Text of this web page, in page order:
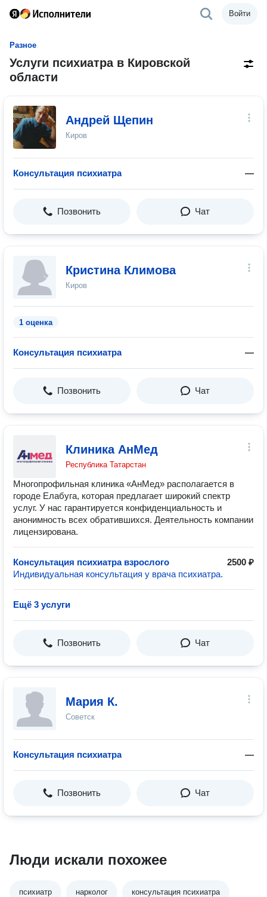
Войти
Разное
Услуги психиатра в Кировской
области
Андрей Щепин
Киров
Консультация психиатра —
Позвонить Чат
Кристина Климова
Киров
1 оценка
Консультация психиатра —
Позвонить Чат
Клиника АнМед
Республика Татарстан
Многопрофильная клиника «АнМед» располагается в
городе Елабуга, которая предлагает широкий спектр
услуг. У нас гарантируется конфиденциальность и
анонимность всех обратившихся. Деятельность компании
лицензирована.
Консультация психиатра взрослого
2500 ₽
Индивидуальная консультация у врача психиатра.
Ещё 3 услуги
Позвонить Чат
Мария К.
Советск
Консультация психиатра —
Позвонить Чат
Люди искали похожее
психиатр нарколог консультация психиатра